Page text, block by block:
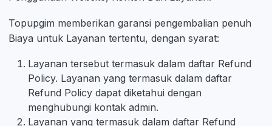
Topupgim memberikan garansi pengembalian penuh
Biaya untuk Layanan tertentu, dengan syarat:
Layanan tersebut termasuk dalam daftar Refund
Policy. Layanan yang termasuk dalam daftar
Refund Policy dapat diketahui dengan
menghubungi kontak admin.
Layanan yang termasuk dalam daftar Refund